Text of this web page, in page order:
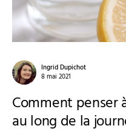
Ingrid Dupichot
8 mai 2021
Comment penser
au long de la